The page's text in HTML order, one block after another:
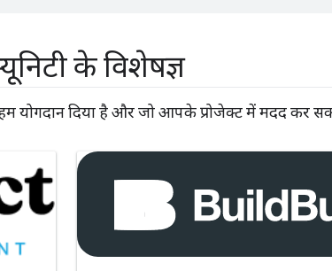
के विशेषज्ञ
योगदान दिया है और जो आपके प्रोजेक्ट में मदद कर